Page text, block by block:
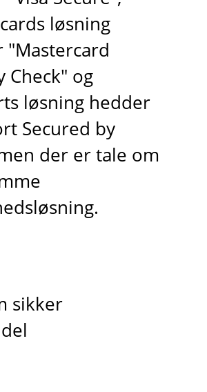
løsning
"Mastercard
Check" og
løsning hedder
Secured by
der er tale om
sikker